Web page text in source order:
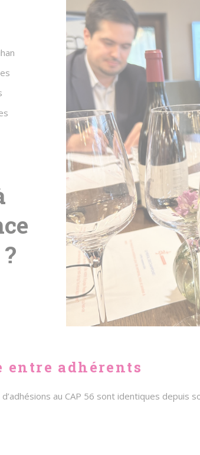
entre adhérents
au CAP 56 sont identiques depuis